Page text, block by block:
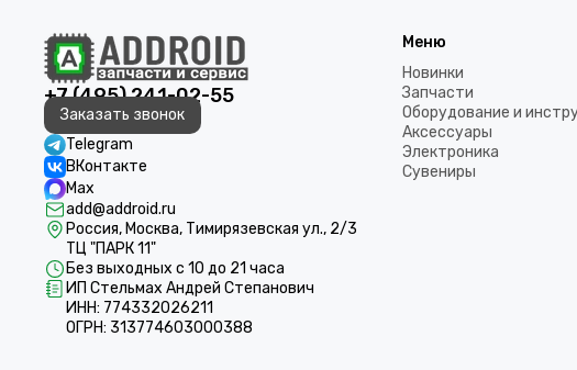
+7 (495) 241-02-55
Заказать звонок
Telegram
ВКонтакте
Max
add@addroid.ru
Россия, Москва, Тимирязевская ул., 2/3
ТЦ "ПАРК 11"
Без выходных с 10 до 21 часа
ИП Стельмах Андрей Степанович
ИНН: 774332026211
ОГРН: 313774603000388
Меню
Новинки
Запчасти
Оборудование и
Аксессуары
Электроника
Сувениры